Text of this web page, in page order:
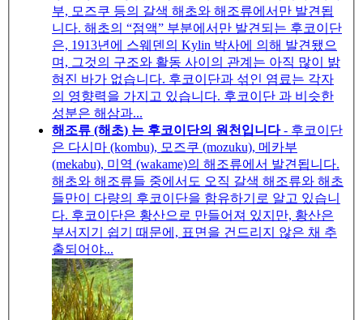
부, 모즈쿠 등의 갈색 해초와 해조류에서만 발견됩
니다. 해초의 “점액” 부분에서만 발견되는 후코이단
은, 1913년에 스웨덴의 Kylin 박사에 의해 발견됐으
며, 그것의 구조와 활동 사이의 관계는 아직 많이 밝
혀진 바가 없습니다. 후코이단과 섞인 염료는 각자
의 영향력을 가지고 있습니다. 후코이단 과 비슷한
성분은 해삼과...
해조류 (해초) 는 후코이단의 원천입니다- 후코이단
은 다시마 (kombu), 모즈쿠 (mozuku), 메카부
(mekabu), 미역 (wakame)의 해조류에서 발견됩니다.
해초와 해조류들 중에서도 오직 갈색 해조류와 해초
들만이 다량의 후코이단을 함유하기로 알고 있습니
다. 후코이단은 황산으로 만들어져 있지만, 황산은
부서지기 쉽기 때문에, 표면을 건드리지 않은 채 추
출되어야...